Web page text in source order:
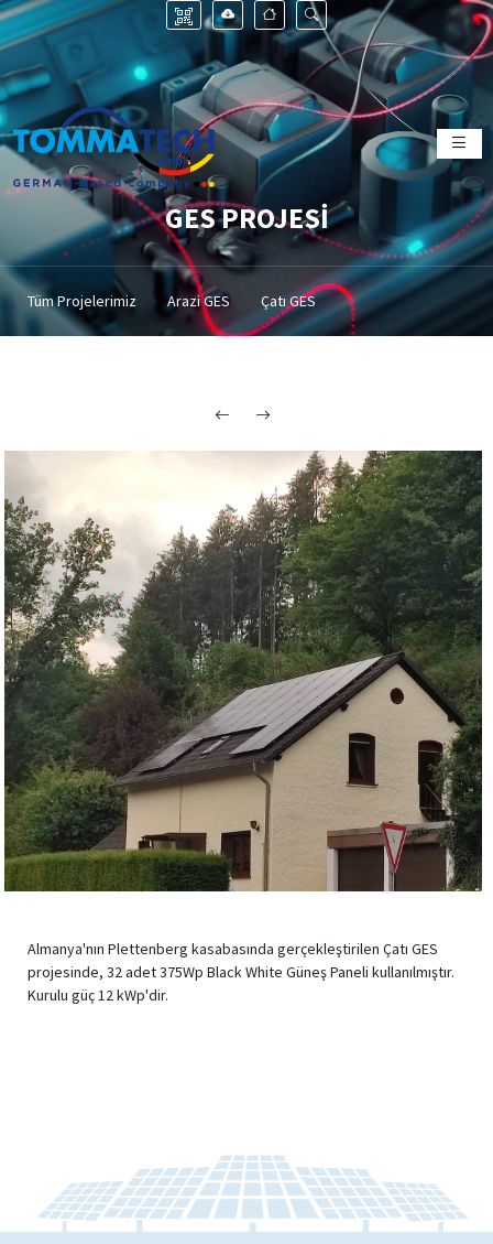
GES PROJESİ
Tüm Projelerimiz Arazi GES Çatı GES
Almanya'nın Plettenberg kasabasında gerçekleştirilen Çatı GES
projesinde, 32 adet 375Wp Black White Güneş Paneli kullanılmıştır.
Kurulu güç 12 kWp'dir.